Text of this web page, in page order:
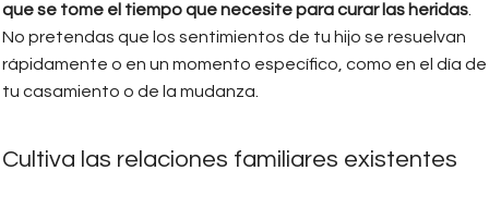
que se tome el tiempo que necesite para curar las heridas.
No pretendas que los sentimientos de tu hijo se resuelvan
rápidamente o en un momento específico, como en el día de
tu casamiento o de la mudanza.
Cultiva las relaciones familiares existentes